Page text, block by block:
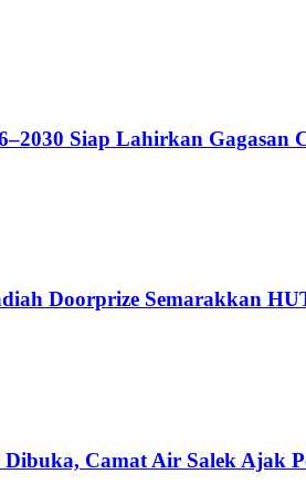
Siap Lahirkan Gagasan
Doorprize Semarakkan
Camat Air Salek Ajak